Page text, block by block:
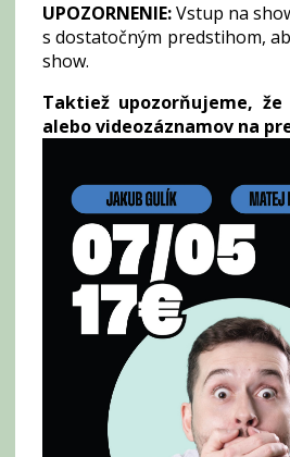
UPOZORNENIE:Vstup na
s dostatočným predstihom,
show.
Taktiež upozorňujeme, že
alebo videozáznamov na